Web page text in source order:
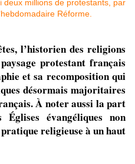
l’historien des religions
protestant français
et sa recomposition qui
désormais majoritaires
À noter aussi la part
évangéliques non
religieuse à un haut